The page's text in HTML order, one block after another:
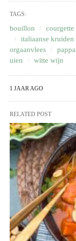
TAGS:
bouillon courgette
italiaanse kruiden
orgaanvlees
uien
witte wijn
1 JAAR AGO
RELATED POST